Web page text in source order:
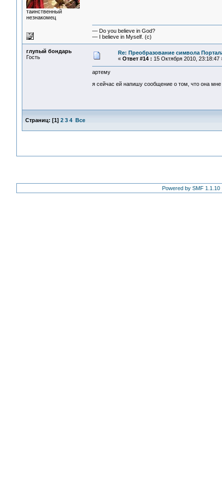
таинственный
незнакомец
— Do you believe in God?
— I believe in Myself. (c)
глупый бондарь
Гость
Re: Преобразование символа
« Ответ #14 : 15 Октября 2010, 23:18:47
артему
я сейчас ей напишу сообщение о том, что она
Страниц: [1] 2 3 4 Все
Powered by SMF 1.1.10